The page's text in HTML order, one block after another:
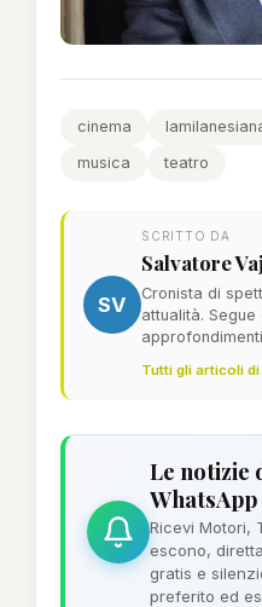
cinema
musica
teatro
SV
SCRITTO DA
Salvatore
Cronista di
attualità.
Tutti gli articoli
Le notizie
Ricevi Motori,
escono,
gratis e
preferito ed